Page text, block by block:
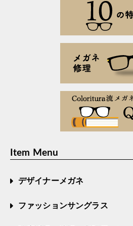
Item Menu
デザイナーメガネ
ファッションサングラス